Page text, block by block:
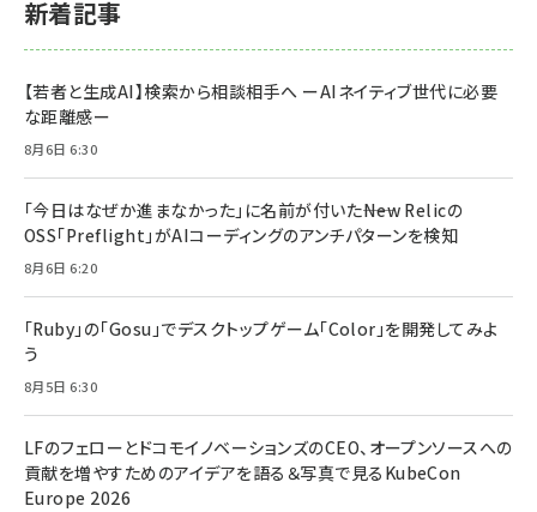
新着記事
【若者と生成AI】検索から相談相手へ ーAIネイティブ世代に必要
な距離感ー
8月6日 6:30
「今日はなぜか進まなかった」に名前が付いた――New Relicの
OSS「Preflight」がAIコーディングのアンチパターンを検知
8月6日 6:20
「Ruby」の「Gosu」でデスクトップゲーム「Color」を開発してみよ
う
8月5日 6:30
LFのフェローとドコモイノベーションズのCEO、オープンソースへの
貢献を増やすためのアイデアを語る＆写真で見るKubeCon
Europe 2026